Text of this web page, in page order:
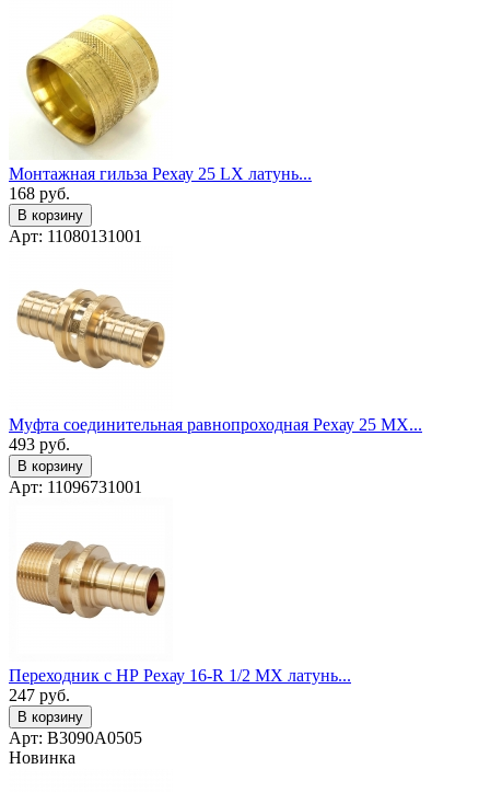
Монтажная гильза Рехау 25 LX латунь...
168 руб.
В корзину
Арт: 11080131001
Муфта соединительная равнопроходная Рехау 25 MX...
493 руб.
В корзину
Арт: 11096731001
Переходник с НР Рехау 16-R 1/2 MX латунь...
247 руб.
В корзину
Арт: B3090A0505
Новинка